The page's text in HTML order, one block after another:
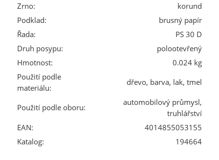
Zrno:
korund
Podklad:
brusný papír
Řada:
PS 30 D
Druh posypu:
polootevřený
Hmotnost:
0.024 kg
Použití podle
materiálu:
dřevo, barva, lak, tmel
Použití podle oboru:
automobilový průmysl,
truhlářství
EAN:
4014855053155
Katalog:
194664